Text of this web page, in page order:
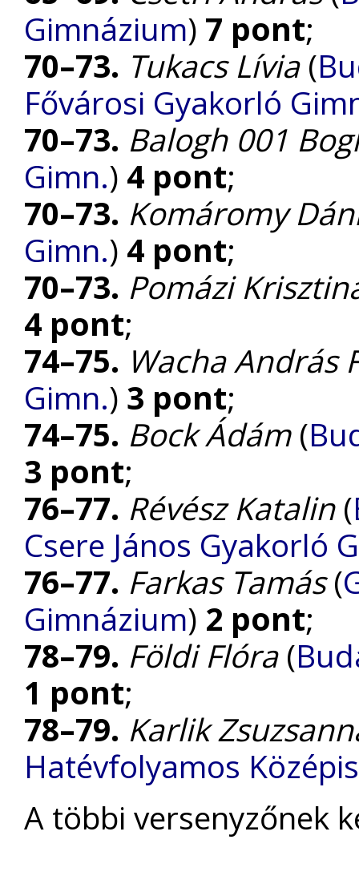
Gimnázium) 7 pont;
70–73. Tukacs Lívia(
Fővárosi Gyakorló
70–73. Balogh 001
Gimn.) 4 pont;
70–73. Komáromy
Gimn.) 4 pont;
70–73. Pomázi
4 pont;
74–75. Wacha András
Gimn.) 3 pont;
74–75. Bock Ádám(
3 pont;
76–77. Révész Katalin(
Csere János Gyakorló
76–77. Farkas Tamás(
Gimnázium) 2 pont;
78–79. Földi Flóra(
1 pont;
78–79. Karlik
Hatévfolyamos
A többi versenyzőnek